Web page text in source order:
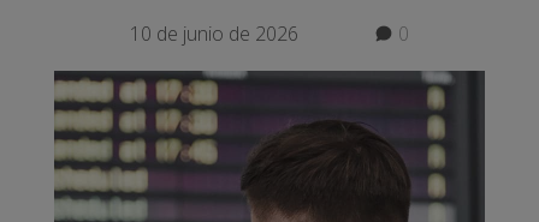
10 de junio de 2026 0